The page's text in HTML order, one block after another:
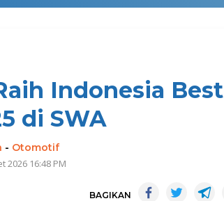
Indonesia Best
di SWA
- Otomotif
2026 16:48 PM
BAGIKAN